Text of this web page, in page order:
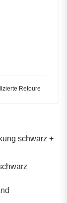
Retoure
schwarz +